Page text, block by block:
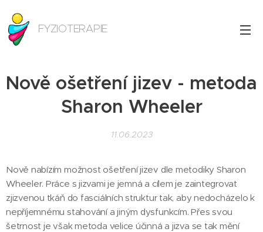
FYZIOTERAPIE
Nově ošetření jizev - metoda
Sharon Wheeler
11.06.2023
Nově nabízím možnost ošetření jizev dle metodiky Sharon
Wheeler. Práce s jizvami je jemná a cílem je zaintegrovat
zjizvenou tkáň do fasciálních struktur tak, aby nedocházelo k
nepříjemnému stahování a jiným dysfunkcím. Přes svou
šetrnost je však metoda velice účinná a jizva se tak mění